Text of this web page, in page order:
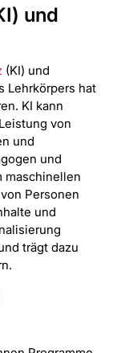
und
(KI) und
Lehrkörpers hat
KI kann
von
und
und
maschinellen
Personen
und
trägt dazu